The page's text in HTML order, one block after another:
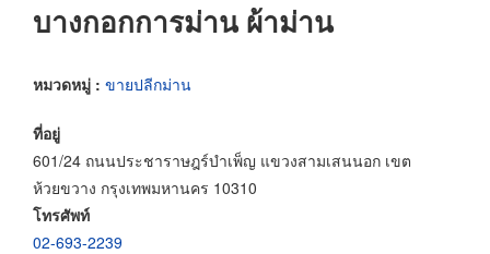
บางกอกการม่าน ผ้าม่าน
หมวดหมู่ : ขายปลีกม่าน
ที่อยู่
601/24 ถนนประชาราษฎร์บำเพ็ญ แขวงสามเสนนอก เขต
ห้วยขวาง กรุงเทพมหานคร 10310
โทรศัพท์
02-693-2239